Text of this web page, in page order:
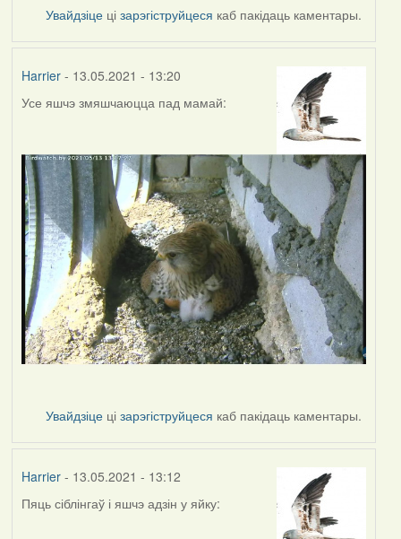
Увайдзіце цізарэгіструйцеся каб пакідаць каментары.
Harrier- 13.05.2021 - 13:20
Усе яшчэ змяшчаюцца пад мамай:
Увайдзіце цізарэгіструйцеся каб пакідаць каментары.
Harrier- 13.05.2021 - 13:12
Пяць сіблінгаў і яшчэ адзін у яйку: